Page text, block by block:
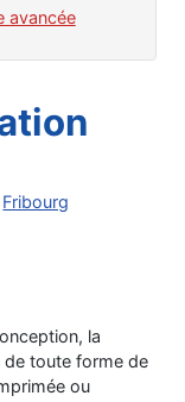
avancée
Fribourg
la
de toute forme de
ou